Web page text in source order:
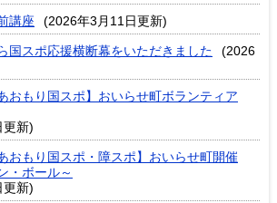
講座 (2026年3月11日更新)
国スポ応援横断幕をいただきました
(2026
おもり国スポ】おいらせ町ボランティア
新)
おもり国スポ・障スポ】おいらせ町開催
・ボール～
新)